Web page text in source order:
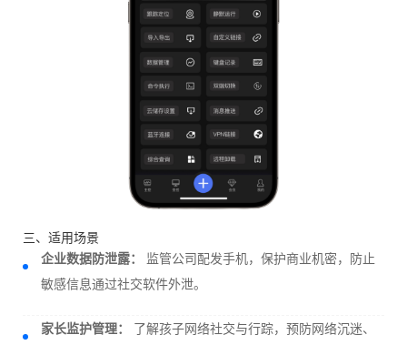
三、适用场景
企业数据防泄露：
监管公司配发手机，保护商业机密，防止
敏感信息通过社交软件外泄。
家长监护管理：
了解孩子网络社交与行踪，预防网络沉迷、